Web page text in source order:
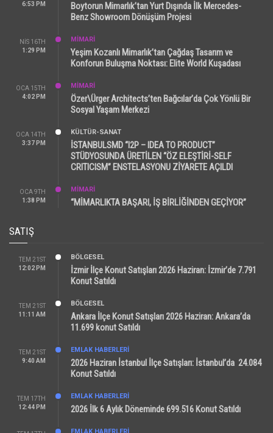
6:53 PM
Boytorun Mimarlık’tan Yurt Dışında İlk Mercedes-
Benz Showroom Dönüşüm Projesi
NIS 16TH
1:29 PM
MİMARİ
Yeşim Kozanlı Mimarlık’tan Çağdaş Tasarım ve
Konforun Buluşma Noktası: Elite World Kuşadası
OCA 15TH
4:02 PM
MİMARİ
Özer\Ürger Architects’ten Bağcılar’da Çok Yönlü Bir
Sosyal Yaşam Merkezi
OCA 14TH
3:37 PM
KÜLTÜR-SANAT
İSTANBULSMD “I2P – IDEA TO PRODUCT”
STÜDYOSUNDA ÜRETİLEN “ÖZ ELEŞTİRİ-SELF
CRITICISM” ENSTELASYONU ZİYARETE AÇILDI
OCA 9TH
1:38 PM
MİMARİ
“MİMARLIKTA BAŞARI, İŞ BİRLİĞİNDEN GEÇİYOR”
SATIŞ
TEM 21ST
12:02 PM
BÖLGESEL
İzmir İlçe Konut Satışları 2026 Haziran: İzmir’de 7.791
Konut Satıldı
TEM 21ST
11:11 AM
BÖLGESEL
Ankara İlçe Konut Satışları 2026 Haziran: Ankara’da
11.699 konut Satıldı
TEM 21ST
9:40 AM
EMLAK HABERLERI
2026 Haziran İstanbul İlçe Satışları: İstanbul’da 24.084
Konut Satıldı
TEM 17TH
12:44 PM
EMLAK HABERLERI
2026 İlk 6 Aylık Döneminde 699.516 Konut Satıldı